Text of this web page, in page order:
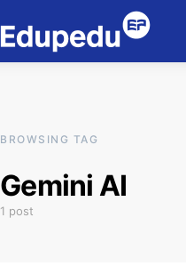
BROWSING TAG
Gemini AI
1 post